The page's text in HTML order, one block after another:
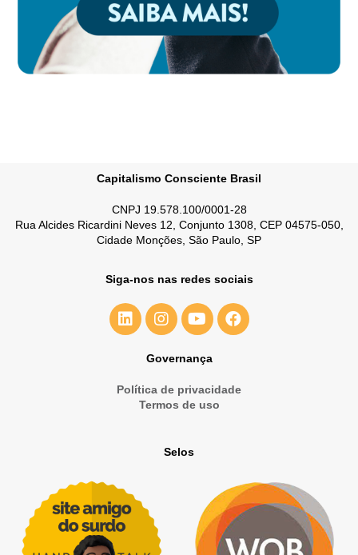
Capitalismo Consciente Brasil
CNPJ 19.578.100/0001-28
Rua Alcides Ricardini Neves 12, Conjunto 1308, CEP 04575-050,
Cidade Monções, São Paulo, SP
Siga-nos nas redes sociais
Governança
Política de privacidade
Termos de uso
Selos